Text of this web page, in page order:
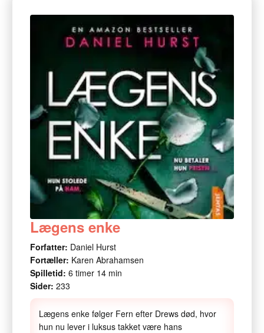
Lægens enke
Forfatter: Daniel Hurst
Fortæller: Karen Abrahamsen
Spilletid: 6 timer 14 min
Sider: 233
Lægens enke følger Fern efter Drews død, hvor
hun nu lever i luksus takket være hans